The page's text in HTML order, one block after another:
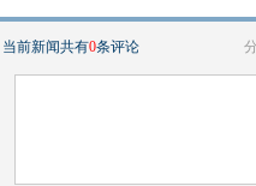
当前新闻共有0条评论